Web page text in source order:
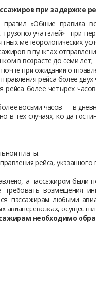
при задержке
«Общие правила
при
метеорологических
в пунктах
в возрасте до семи лет;
при ожидании
рейса более двух
рейса более четырех
восьми часов — в
тех случаях, когда
платы.
рейса, указанного
а пассажиром были
возмещения
пассажирам любыми
необходимо